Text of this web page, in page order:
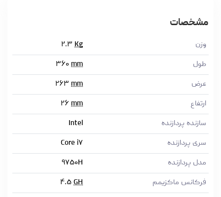
مشخصات
وزن ۲.۳ Kg
طول
۳۶۰ mm
عرض
۲۶۳ mm
ارتفاع
۲۶ mm
سازنده پردازنده
Intel
سری پردازنده
Core i۷
مدل پردازنده
۹۷۵۰H
فرکانس ماکزیمم
۴.۵ GH